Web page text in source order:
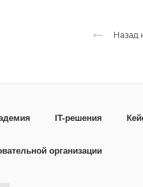
Назад
IT-решения
организации